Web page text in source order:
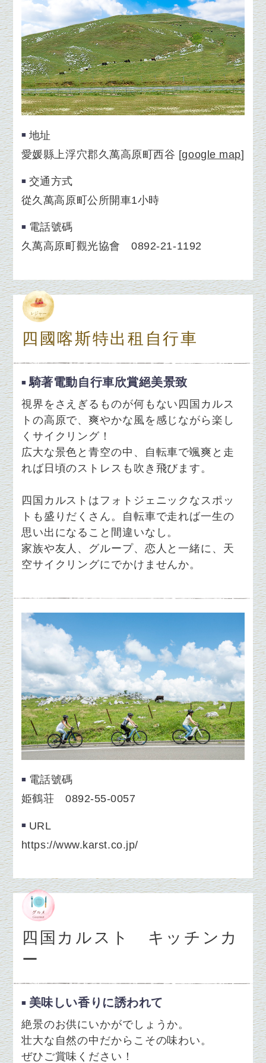
地址
愛媛縣上浮穴郡久萬高原町西谷 [google map]
交通方式
從久萬高原町公所開車1小時
電話號碼
久萬高原町觀光協會 0892-21-1192
四國喀斯特出租自行車
騎著電動自行車欣賞絕美景致
視界をさえぎるものが何もない四国カルス
トの高原で、爽やかな風を感じながら楽し
くサイクリング！
広大な景色と青空の中、自転車で颯爽と走
れば日頃のストレスも吹き飛びます。
四国カルストはフォトジェニックなスポッ
トも盛りだくさん。自転車で走れば一生の
思い出になること間違いなし。
家族や友人、グループ、恋人と一緒に、天
空サイクリングにでかけませんか。
電話號碼
姫鶴荘 0892-55-0057
URL
https://www.karst.co.jp/
四国カルスト キッチンカ
ー
美味しい香りに誘われて
絶景のお供にいかがでしょうか。
壮大な自然の中だからこその味わい。
ぜひご賞味ください！